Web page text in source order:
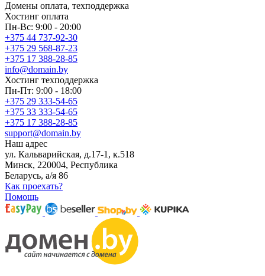
Домены оплата, техподдержка
Хостинг оплата
Пн-Вс: 9:00 - 20:00
+375 44 737-92-30
+375 29 568-87-23
+375 17 388-28-85
info@domain.by
Хостинг техподдержка
Пн-Пт: 9:00 - 18:00
+375 29 333-54-65
+375 33 333-54-65
+375 17 388-28-85
support@domain.by
Наш адрес
ул. Кальварийская, д.17-1, к.518
Минск, 220004, Республика
Беларусь, а/я 86
Как проехать?
Помощь